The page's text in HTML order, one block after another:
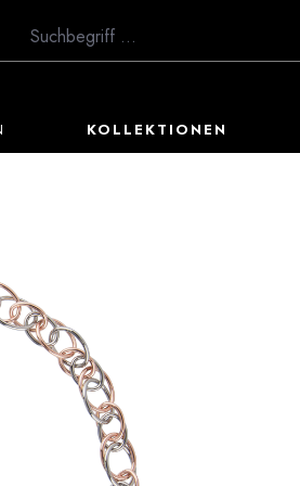
KOLLEKTIONEN